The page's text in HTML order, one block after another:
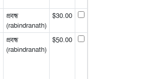
প্রবন্ধ
(rabindranath)
$30.00
প্রবন্ধ
(rabindranath)
$50.00